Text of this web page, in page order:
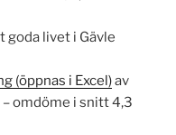
goda livet i Gävle
(öppnas i Excel)av
– omdöme i snitt 4,3